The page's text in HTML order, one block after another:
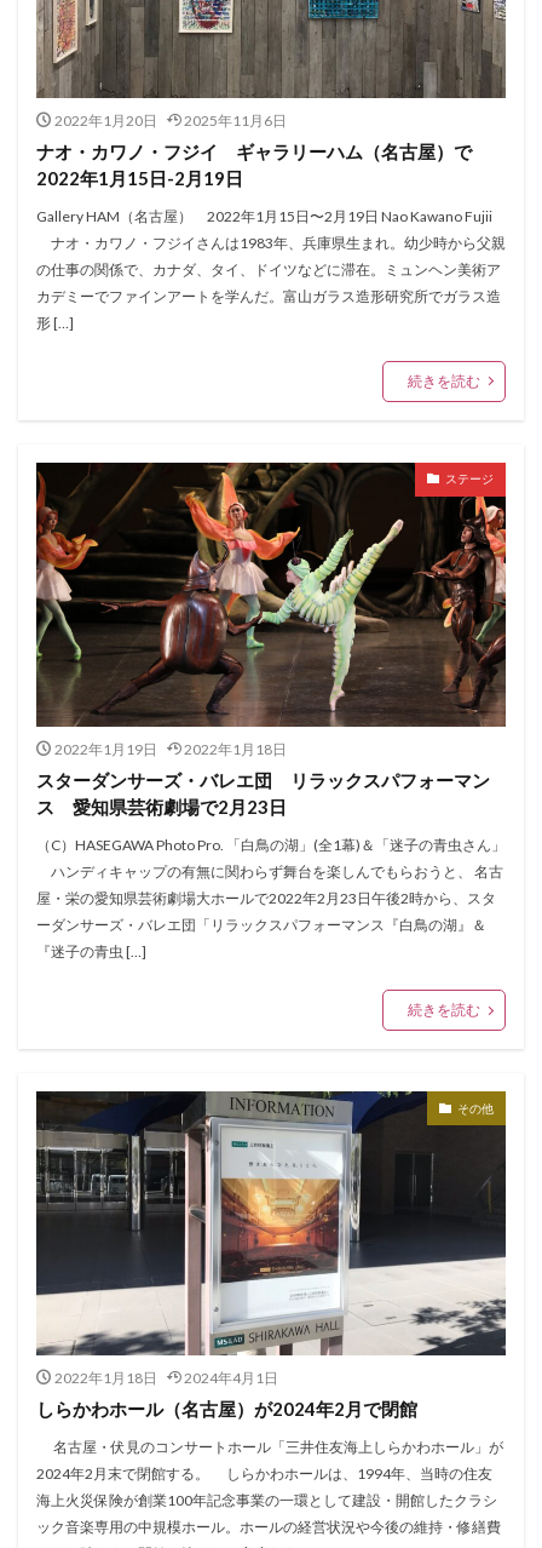
2022年1月20日 2025年11月6日
ナオ・カワノ・フジイ ギャラリーハム（名古屋）で
2022年1月15日-2月19日
Gallery HAM（名古屋） 2022年1月15日〜2月19日 Nao Kawano Fujii
ナオ・カワノ・フジイさんは1983年、兵庫県生まれ。幼少時から父親
の仕事の関係で、カナダ、タイ、ドイツなどに滞在。ミュンヘン美術ア
カデミーでファインアートを学んだ。富山ガラス造形研究所でガラス造
形 […]
続きを読む
ステージ
2022年1月19日 2022年1月18日
スターダンサーズ・バレエ団 リラックスパフォーマン
ス 愛知県芸術劇場で2月23日
（C）HASEGAWA Photo Pro. 「白鳥の湖」(全1幕)＆「迷子の青虫さん」
ハンディキャップの有無に関わらず舞台を楽しんでもらおうと、 名古
屋・栄の愛知県芸術劇場大ホールで2022年2月23日午後2時から、スタ
ーダンサーズ・バレエ団「リラックスパフォーマンス『白鳥の湖』＆
『迷子の青虫 […]
続きを読む
その他
2022年1月18日 2024年4月1日
しらかわホール（名古屋）が2024年2月で閉館
名古屋・伏見のコンサートホール「三井住友海上しらかわホール」が
2024年2月末で閉館する。 しらかわホールは、1994年、当時の住友
海上火災保険が創業100年記念事業の一環として建設・開館したクラシ
ック音楽専用の中規模ホール。ホールの経営状況や今後の維持・修繕費